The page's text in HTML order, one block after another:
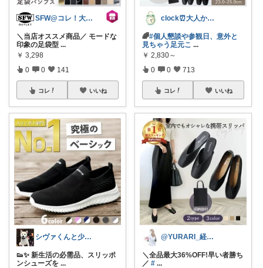
SFW@コレ！大歓迎
＼当店オススメ商品／ モードな
印象の足袋型 ...
￥ 3,298
0 0 141
コレ いいね
シヴァくんと少佐のROOM
👟✨ 新生活の必需品、スリッポ
ンシューズを ...
clock⏰大人かわいい
🌈#個人懇談や参観日、意外と
見ちゃう足元こ ...
￥ 2,830～
0 0 713
コレ いいね
@YURARI_経由購入ありがとう🤍
＼全品最大36%OFF!早い者勝ち
／ # ...